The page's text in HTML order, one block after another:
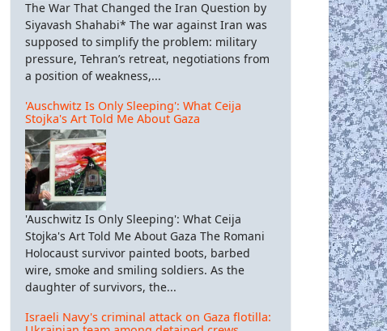
The War That Changed the Iran Question by
Siyavash Shahabi* The war against Iran was
supposed to simplify the problem: military
pressure, Tehran’s retreat, negotiations from
a position of weakness,...
'Auschwitz Is Only Sleeping': What Ceija
Stojka's Art Told Me About Gaza
'Auschwitz Is Only Sleeping': What Ceija
Stojka's Art Told Me About Gaza The Romani
Holocaust survivor painted boots, barbed
wire, smoke and smiling soldiers. As the
daughter of survivors, the...
Israeli Navy's criminal attack on Gaza flotilla: